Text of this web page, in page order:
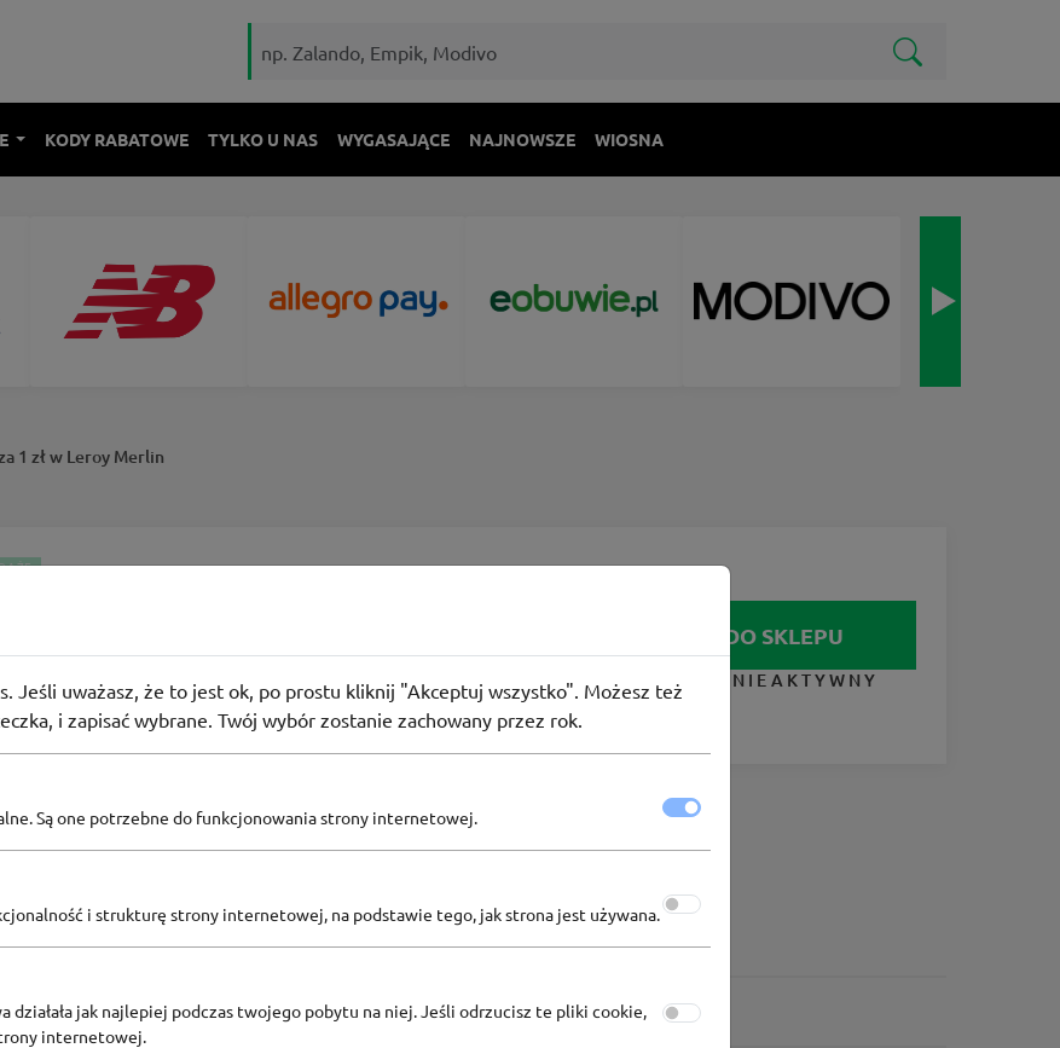
KODY RABATOWE TYLKO U NAS WYGASAJĄCE NAJNOWSZE WIOSNA
1 zł w Leroy Merlin
za 1 zł w Leroy Merlin
PROMO
IDŹ DO SKLEPU
KUPON NIEAKTYWNY
KODY RABATOWE LEROY MERLIN
Jeśli uważasz, że to jest ok, po prostu kliknij "Akceptuj wszystko". Możesz też
i zapisać wybrane. Twój wybór zostanie zachowany przez rok.
Są one potrzebne do funkcjonowania strony internetowej.
i strukturę strony internetowej, na podstawie tego, jak strona jest używana.
działała jak najlepiej podczas twojego pobytu na niej. Jeśli odrzucisz te pliki cookie,
internetowej.